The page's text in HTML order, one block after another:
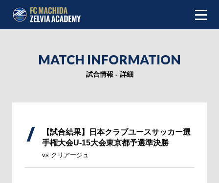
MATCH INFORMATION
試合情報 - 詳細
【試合結果】日本クラブユースサッカー選
手権大会U-15大会東京都予選準決勝
vs クリアージュ